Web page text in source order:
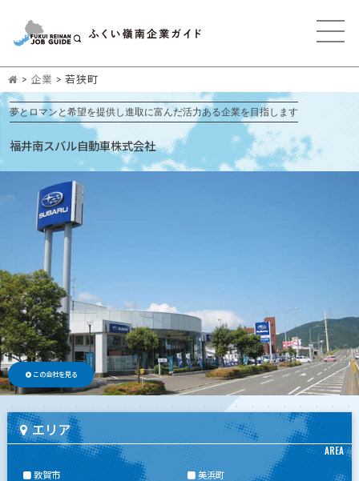
> 企業 > 若狭町
夢とロマンと希望を提供し進取に富んだ活力ある企業を目指します
福井南スバル自動車株式会社
この会社を見る
エリア
AREA
敦賀市
美浜町